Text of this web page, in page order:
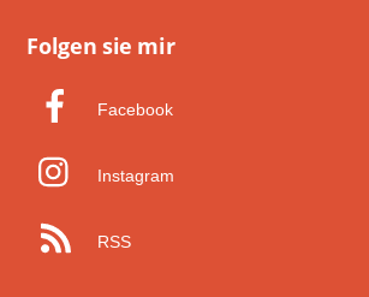
Folgen sie mir
Facebook
Instagram
RSS